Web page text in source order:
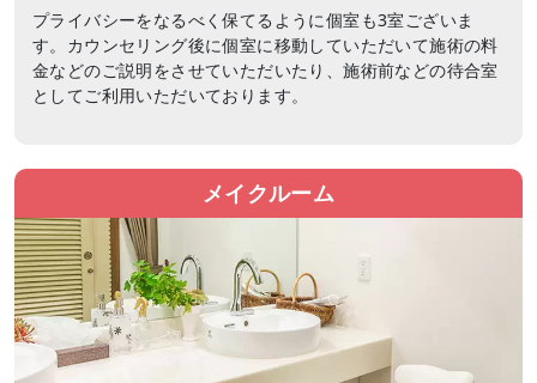
プライバシーをなるべく保てるように個室も3室ございま
す。カウンセリング後に個室に移動していただいて施術の料
金などのご説明をさせていただいたり、施術前などの待合室
としてご利用いただいております。
メイクルーム